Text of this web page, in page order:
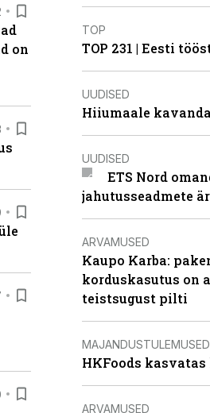
on
TOP
TOP 231 | Eesti
UUDISED
Hiiumaale
UUDISED
ETS Nord
jahutusseadmete
ARVAMUSED
Kaupo Karba:
korduskasutus on
teistsugust pilti
MAJANDUSTULEMUSED
HKFoods
ARVAMUSED